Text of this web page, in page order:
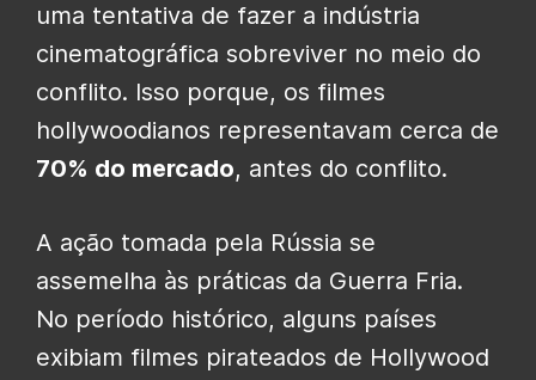
uma tentativa de fazer a indústria
cinematográfica sobreviver no meio do
conflito. Isso porque, os filmes
hollywoodianos representavam cerca de
70% do mercado, antes do conflito.
A ação tomada pela Rússia se
assemelha às práticas da Guerra Fria.
No período histórico, alguns países
exibiam filmes pirateados de Hollywood